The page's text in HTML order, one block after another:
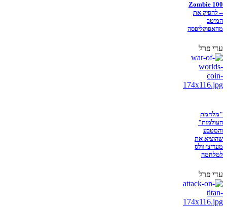
Zombie 100
– להפיק את
המיטב
מהאפוקליפסה
עדי פרל
"מלחמת
העולמות"
והמטבע
שהוציא את
מעריצי וולס
למלחמה
עדי פרל